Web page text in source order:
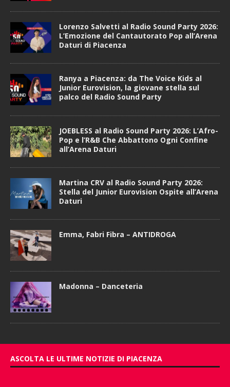
Lorenzo Salvetti al Radio Sound Party 2026:
L’Emozione del Cantautorato Pop all’Arena
Daturi di Piacenza
Ranya a Piacenza: da The Voice Kids al
Junior Eurovision, la giovane stella sul
palco del Radio Sound Party
JOEBLESS al Radio Sound Party 2026: L’Afro-
Pop e l’R&B Che Abbattono Ogni Confine
all’Arena Daturi
Martina CRV al Radio Sound Party 2026:
Stella del Junior Eurovision Ospite all’Arena
Daturi
Emma, Fabri Fibra – ANTIDROGA
Madonna – Danceteria
ASCOLTA LE ULTIME NOTIZIE DI PIACENZA